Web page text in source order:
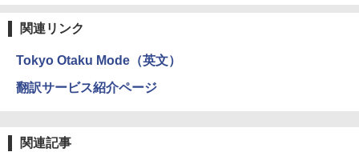
関連リンク
Tokyo Otaku Mode（英文）
翻訳サービス紹介ページ
関連記事